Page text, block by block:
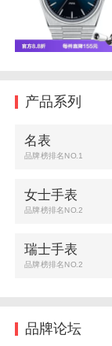
产品系列
名表
品牌榜排名NO.1
女士手表
品牌榜排名NO.2
瑞士手表
品牌榜排名NO.2
品牌论坛